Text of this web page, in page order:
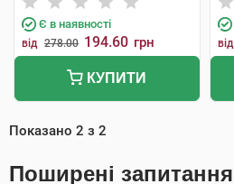
Є в наявності
від 278.00 194.60 грн
КУПИТИ
від
Показано 2 з 2
Поширені запитання